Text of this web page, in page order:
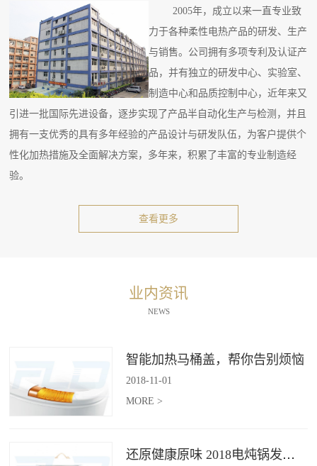
2005年，成立以来一直专业致
力于各种柔性电热产品的研发、生产
与销售。公司拥有多项专利及认证产
品，并有独立的研发中心、实验室、
制造中心和品质控制中心，近年来又
引进一批国际先进设备，逐步实现了产品半自动化生产与检测，并且
拥有一支优秀的具有多年经验的产品设计与研发队伍，为客户提供个
性化加热措施及全面解决方案，多年来，积累了丰富的专业制造经
验。
查看更多
业内资讯
NEWS
智能加热马桶盖，帮你告别烦恼
2018-11-01
MORE >
还原健康原味 2018电炖锅发展趋势